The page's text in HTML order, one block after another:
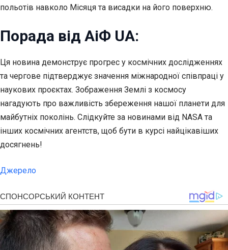
польотів навколо Місяця та висадки на його поверхню.
Порада від АіФ UA:
Ця новина демонструє прогрес у космічних дослідженнях
та чергове підтверджує значення міжнародної співпраці у
наукових проєктах. Зображення Землі з космосу
нагадують про важливість збереження нашої планети для
майбутніх поколінь. Слідкуйте за новинами від NASA та
інших космічних агентств, щоб бути в курсі найцікавіших
досягнень!
Джерело